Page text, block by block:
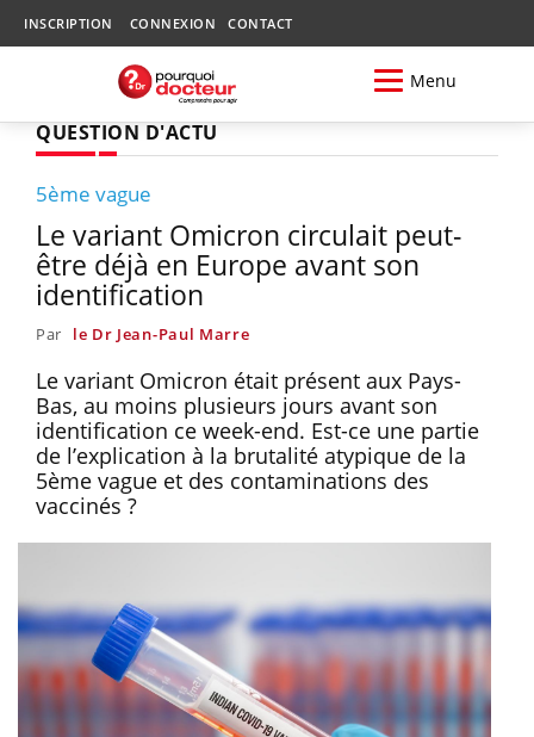
INSCRIPTION CONNEXION CONTACT
Menu
QUESTION D'ACTU
5ème vague
Le variant Omicron circulait peut-
être déjà en Europe avant son
identification
Par le Dr Jean-Paul Marre
Le variant Omicron était présent aux Pays-
Bas, au moins plusieurs jours avant son
identification ce week-end. Est-ce une partie
de l’explication à la brutalité atypique de la
5ème vague et des contaminations des
vaccinés ?